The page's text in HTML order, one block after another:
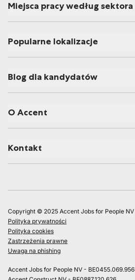
Miejsca pracy według sektora
Popularne lokalizacje
Blog dla kandydatów
O Accent
Kontakt
Copyright © 2025 Accent Jobs for People NV
Polityka prywatności
Polityka cookies
Zastrzeżenia prawne
Uwaga na phishing
Accent Jobs for People NV - BE0455.069.956